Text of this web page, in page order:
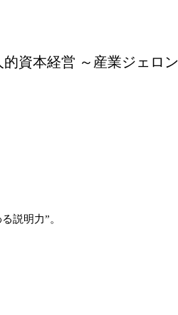
資本経営 ～産業ジェロ
説明力”。